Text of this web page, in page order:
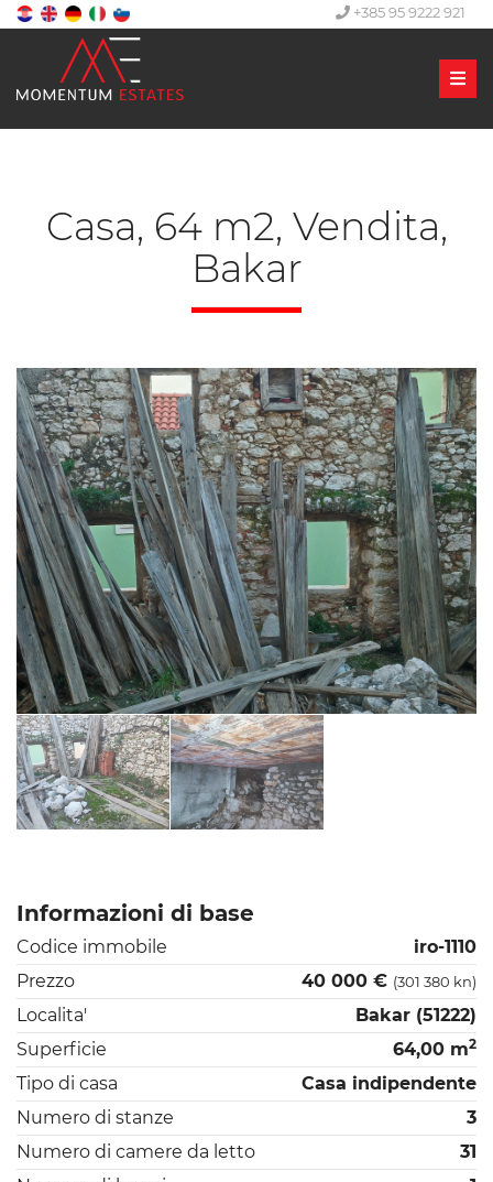
+385 95 9222 921
Casa, 64 m2, Vendita,
Bakar
Informazioni di base
Codice immobile
iro-1110
Prezzo
40 000 € (301 380 kn)
Localita'
Bakar (51222)
Superficie
64,00 m2
Tipo di casa
Casa indipendente
Numero di stanze
3
Numero di camere da letto
31